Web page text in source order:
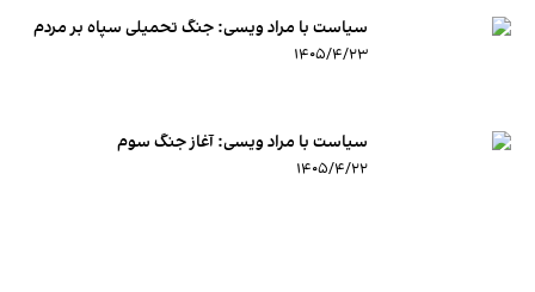
سیاست با مراد ویسی: جنگ تحمیلی سپاه بر مردم
۱۴۰۵/۴/۲۳
سیاست با مراد ویسی: آغاز جنگ سوم
۱۴۰۵/۴/۲۲